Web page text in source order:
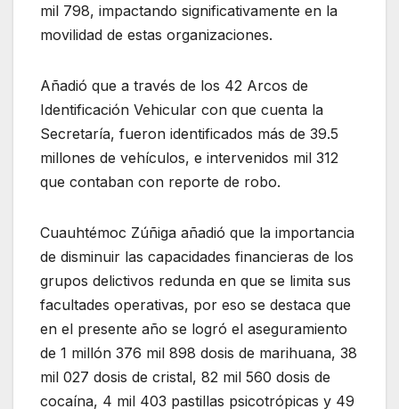
mil 798, impactando significativamente en la
movilidad de estas organizaciones.
Añadió que a través de los 42 Arcos de
Identificación Vehicular con que cuenta la
Secretaría, fueron identificados más de 39.5
millones de vehículos, e intervenidos mil 312
que contaban con reporte de robo.
Cuauhtémoc Zúñiga añadió que la importancia
de disminuir las capacidades financieras de los
grupos delictivos redunda en que se limita sus
facultades operativas, por eso se destaca que
en el presente año se logró el aseguramiento
de 1 millón 376 mil 898 dosis de marihuana, 38
mil 027 dosis de cristal, 82 mil 560 dosis de
cocaína, 4 mil 403 pastillas psicotrópicas y 49